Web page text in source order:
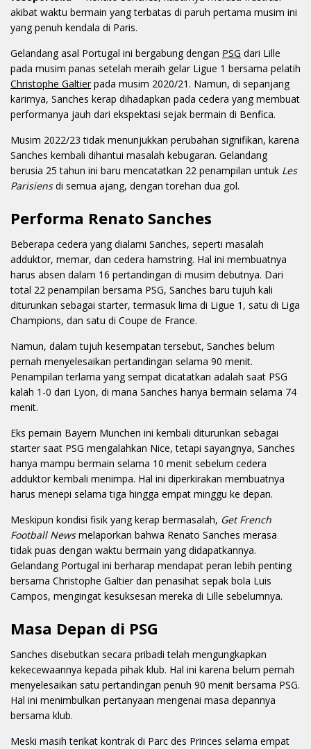
akibat waktu bermain yang terbatas di paruh pertama musim ini
yang penuh kendala di Paris.
Gelandang asal Portugal ini bergabung dengan PSG dari Lille
pada musim panas setelah meraih gelar Ligue 1 bersama pelatih
Christophe Galtier pada musim 2020/21. Namun, di sepanjang
karirnya, Sanches kerap dihadapkan pada cedera yang membuat
performanya jauh dari ekspektasi sejak bermain di Benfica.
Musim 2022/23 tidak menunjukkan perubahan signifikan, karena
Sanches kembali dihantui masalah kebugaran. Gelandang
berusia 25 tahun ini baru mencatatkan 22 penampilan untuk Les
Parisiensdi semua ajang, dengan torehan dua gol.
Performa Renato Sanches
Beberapa cedera yang dialami Sanches, seperti masalah
adduktor, memar, dan cedera hamstring. Hal ini membuatnya
harus absen dalam 16 pertandingan di musim debutnya. Dari
total 22 penampilan bersama PSG, Sanches baru tujuh kali
diturunkan sebagai starter, termasuk lima di Ligue 1, satu di Liga
Champions, dan satu di Coupe de France.
Namun, dalam tujuh kesempatan tersebut, Sanches belum
pernah menyelesaikan pertandingan selama 90 menit.
Penampilan terlama yang sempat dicatatkan adalah saat PSG
kalah 1-0 dari Lyon, di mana Sanches hanya bermain selama 74
menit.
Eks pemain Bayern Munchen ini kembali diturunkan sebagai
starter saat PSG mengalahkan Nice, tetapi sayangnya, Sanches
hanya mampu bermain selama 10 menit sebelum cedera
adduktor kembali menimpa. Hal ini diperkirakan membuatnya
harus menepi selama tiga hingga empat minggu ke depan.
Meskipun kondisi fisik yang kerap bermasalah, Get French
Football Newsmelaporkan bahwa Renato Sanches merasa
tidak puas dengan waktu bermain yang didapatkannya.
Gelandang Portugal ini berharap mendapat peran lebih penting
bersama Christophe Galtier dan penasihat sepak bola Luis
Campos, mengingat kesuksesan mereka di Lille sebelumnya.
Masa Depan di PSG
Sanches disebutkan secara pribadi telah mengungkapkan
kekecewaannya kepada pihak klub. Hal ini karena belum pernah
menyelesaikan satu pertandingan penuh 90 menit bersama PSG.
Hal ini menimbulkan pertanyaan mengenai masa depannya
bersama klub.
Meski masih terikat kontrak di Parc des Princes selama empat